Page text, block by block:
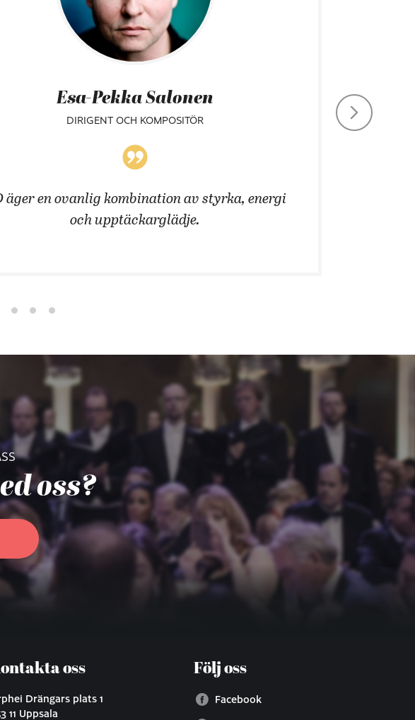
Esa-Pekka Salonen
DIRIGENT OCH KOMPOSITÖR
äger en ovanlig kombination av styrka, energi
och upptäckarglädje.
oss?
oss
Drängars plats 1
11 Uppsala
Följ oss
Facebook